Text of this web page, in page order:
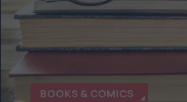
BOOKS & COMICS